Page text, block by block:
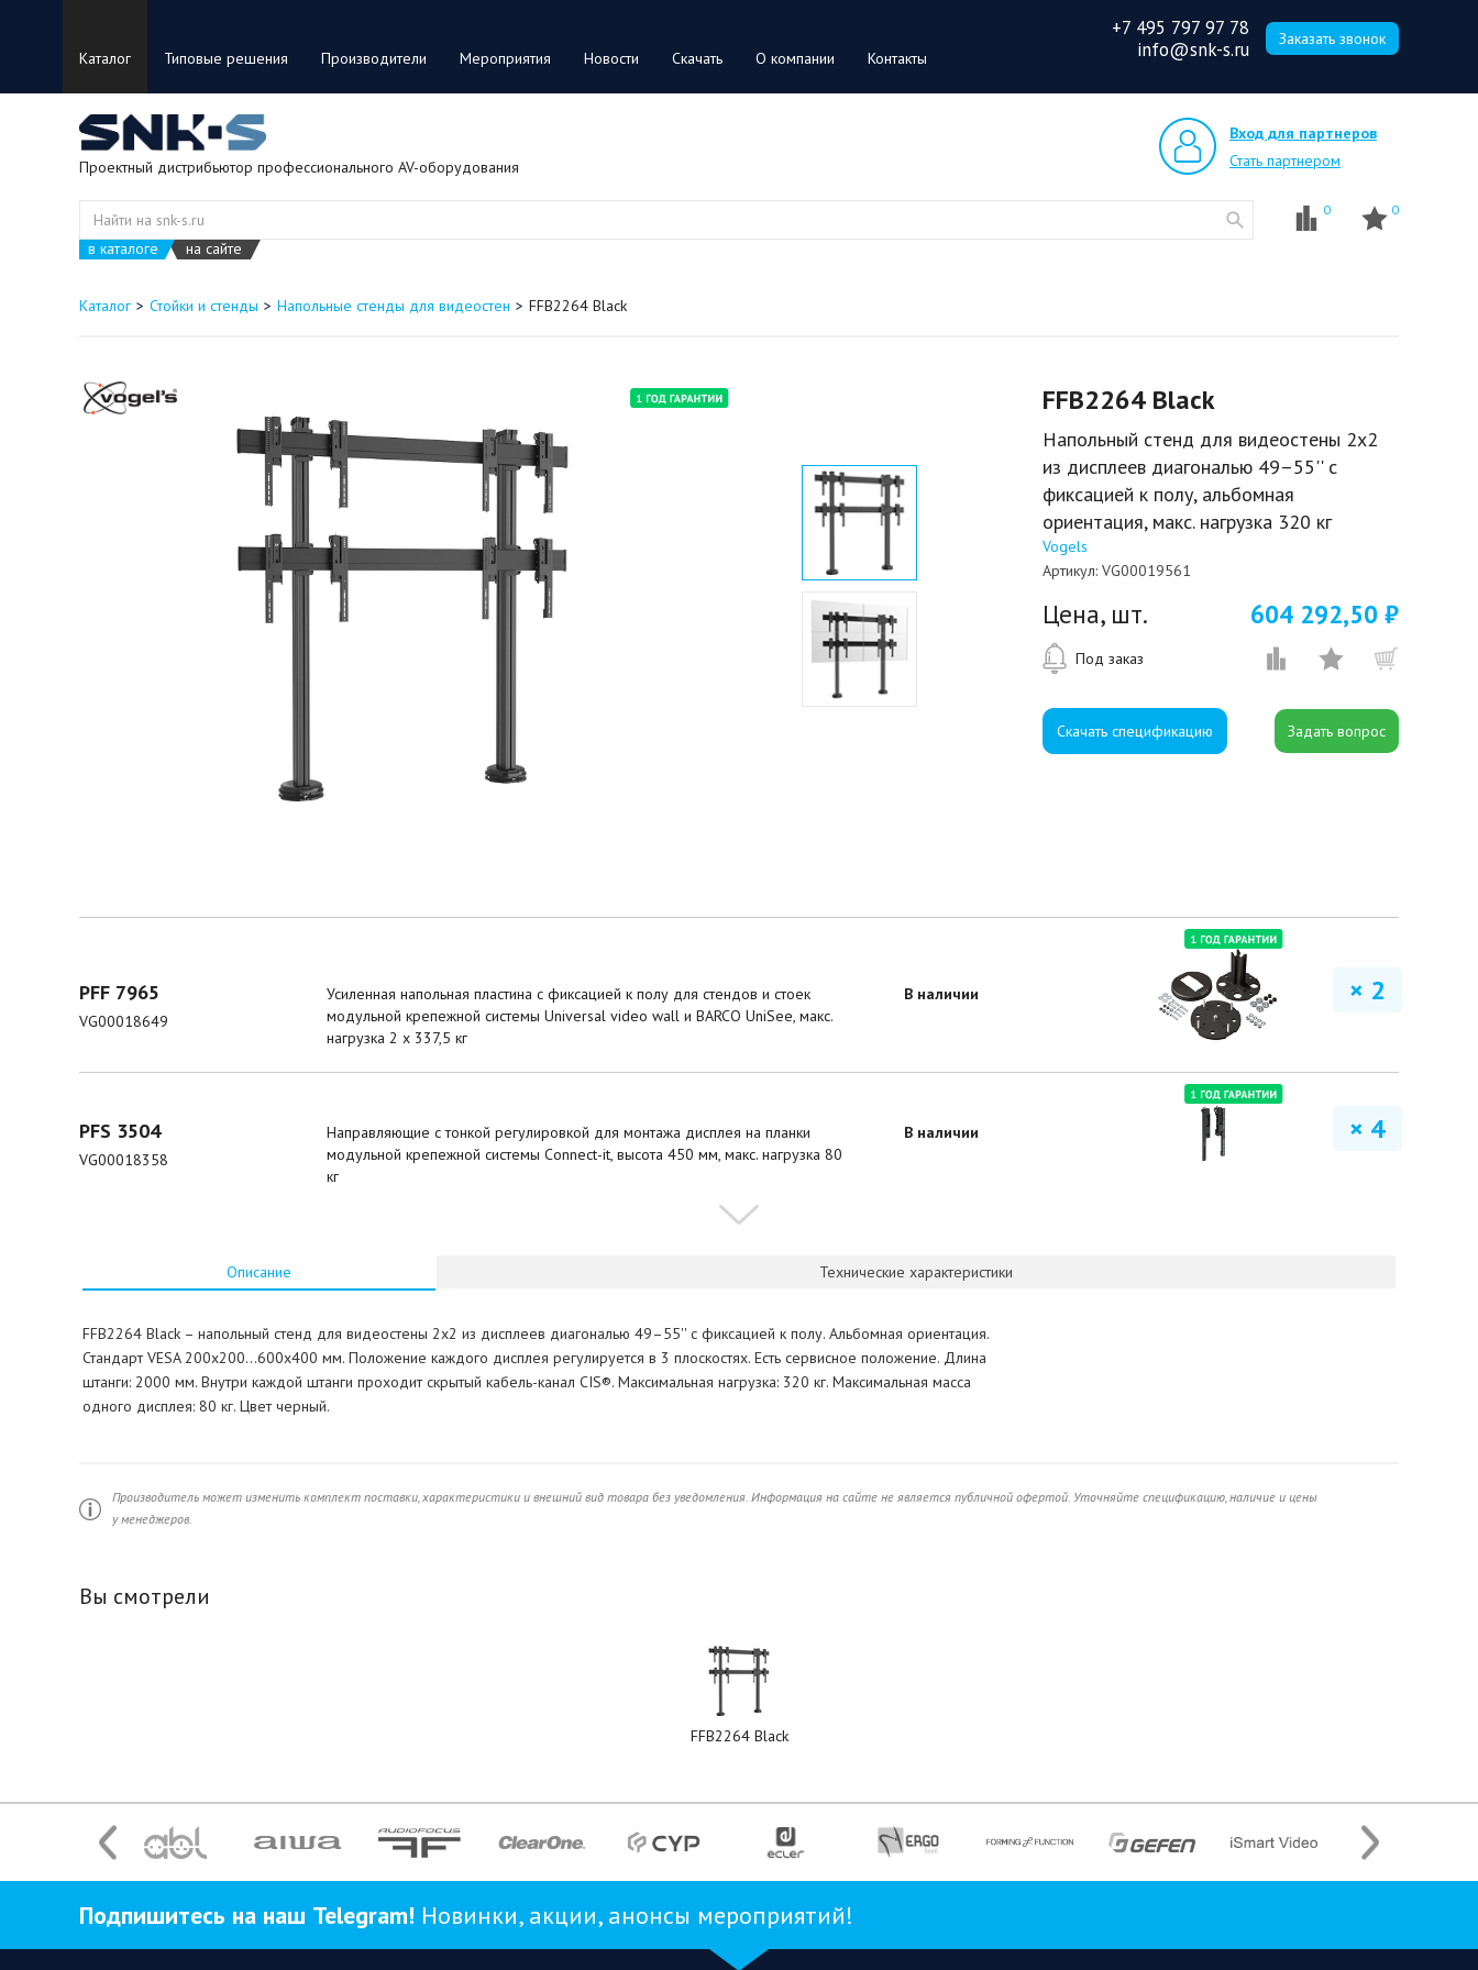
Каталог Типовые решения Производители Мероприятия Новости Скачать О компании Контакты
+7 495 797 97 78
info@snk-s.ru
Заказать звонок
Проектный дистрибьютор профессионального AV-оборудования
Вход для партнеров
Стать партнером
в каталоге на сайте
0 0
Каталог Стойки и стенды Напольные стенды для видеостен FFB2264 Black
FFB2264 Black
Напольный стенд для видеостены 2х2
из дисплеев диагональю 49–55'' с
фиксацией к полу, альбомная
ориентация, макс. нагрузка 320 кг
Vogels
Артикул: VG00019561
Цена, шт. 604 292,50 ₽
Под заказ
Скачать спецификацию
PFF 7965
VG00018649
Усиленная напольная пластина с фиксацией к полу для стендов и стоек
модульной крепежной системы Universal video wall и BARCO UniSee, макс.
нагрузка 2 x 337,5 кг
В наличии × 2
PFS 3504
VG00018358
Направляющие с тонкой регулировкой для монтажа дисплея на планки
модульной крепежной системы Connect-it, высота 450 мм, макс. нагрузка 80
кг
В наличии × 4
Описание Технические характеристики
FFB2264 Black – напольный стенд для видеостены 2х2 из дисплеев диагональю 49–55'' с фиксацией к полу. Альбомная ориентация.
Стандарт VESA 200x200...600x400 мм. Положение каждого дисплея регулируется в 3 плоскостях. Есть сервисное положение. Длина
штанги: 2000 мм. Внутри каждой штанги проходит скрытый кабель-канал CIS®. Максимальная нагрузка: 320 кг. Максимальная масса
одного дисплея: 80 кг. Цвет черный.
Производитель может изменить комплект поставки, характеристики и внешний вид товара без уведомления. Информация на сайте не является публичной офертой. Уточняйте спецификацию, наличие и цены
у менеджеров.
Вы смотрели
FFB2264 Black
Подпишитесь на наш Telegram! Новинки, акции, анонсы мероприятий!